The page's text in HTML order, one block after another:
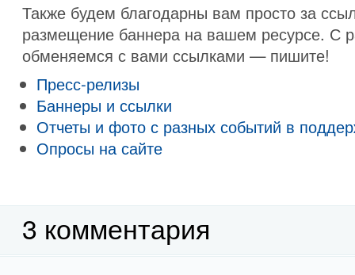
Также будем благодарны вам просто за
размещение баннера на вашем ресурсе. С
обменяемся с вами ссылками — пишите!
Пресс-релизы
Баннеры и ссылки
Отчеты и фото с разных событий в
Опросы на сайте
3 комментария